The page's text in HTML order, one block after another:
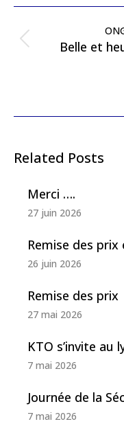
Belle et
Related Posts
Merci ….
27 juin 2026
Remise des
26 juin 2026
Remise des prix
27 mai 2026
KTO s’invite au
7 mai 2026
Journée de la
7 mai 2026